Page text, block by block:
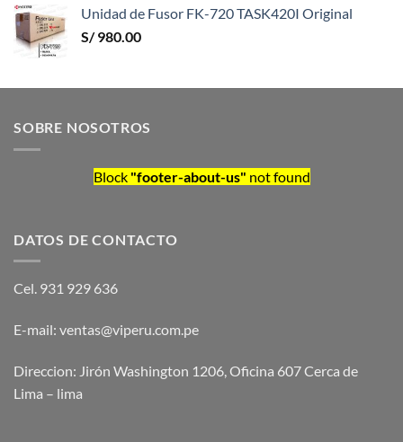
Unidad de Fusor FK-720 TASK420I Original
S/980.00
SOBRE NOSOTROS
Block "footer-about-us" not found
DATOS DE CONTACTO
Cel. 931 929 636
E-mail: ventas@viperu.com.pe
Direccion: Jirón Washington 1206, Oficina 607 Cerca de
Lima – lima